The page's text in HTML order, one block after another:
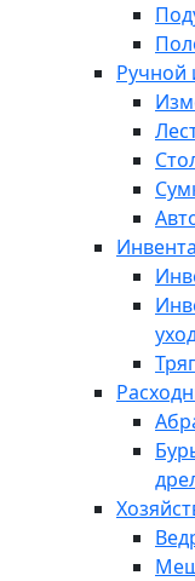
Ручной